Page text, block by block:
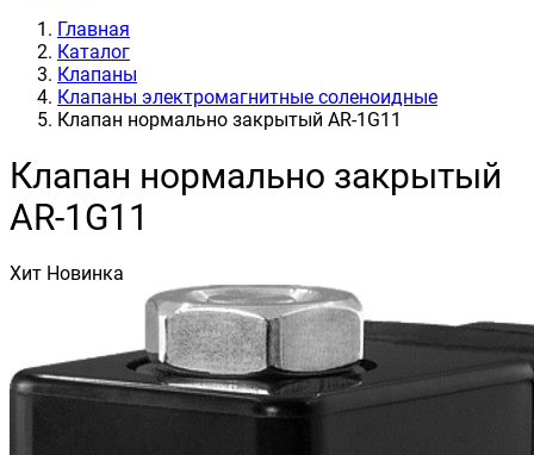
Главная
Каталог
Клапаны
Клапаны электромагнитные соленоидные
Клапан нормально закрытый AR-1G11
Клапан нормально закрытый
AR-1G11
Хит Новинка